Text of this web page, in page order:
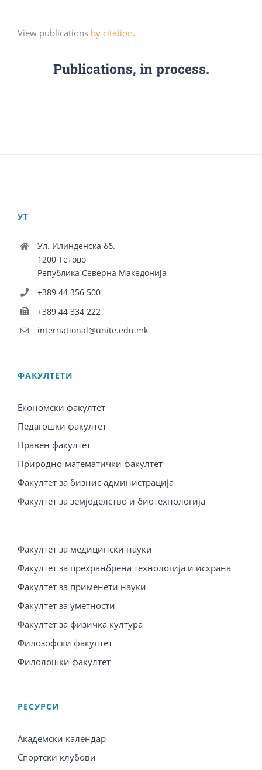
View publications by citation.
Publications, in process.
УТ
Ул. Илинденска бб.
1200 Тетово
Република Северна Македонија
+389 44 356 500
+389 44 334 222
international@unite.edu.mk
ФАКУЛТЕТИ
Економски факултет
Педагошки факултет
Правен факултет
Природно-математички факултет
Факултет за бизнис администрација
Факултет за земјоделство и биотехнологија
Факултет за медицински науки
Факултет за прехранбрена технологија и исхрана
Факултет за применети науки
Факултет за уметности
Факултет за физичка култура
Филозофски факултет
Филолошки факултет
PЕСУРСИ
Академски календар
Спортски клубови